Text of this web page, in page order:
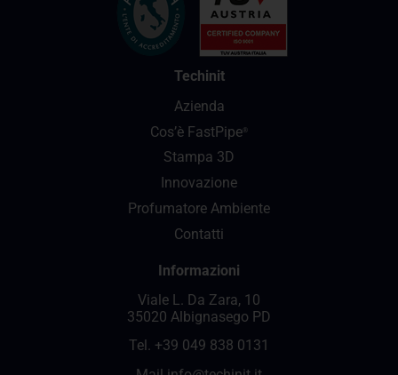
Techinit
Azienda
Cos’è FastPipe ®
Stampa 3D
Innovazione
Profumatore Ambiente
Contatti
Informazioni
Viale L. Da Zara, 10
35020 Albignasego PD
Tel. +39 049 838 0131